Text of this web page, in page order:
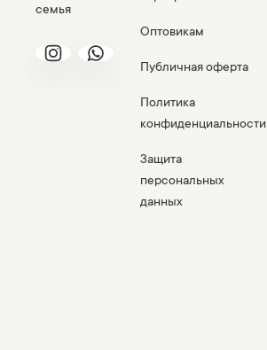
семья
Оптовикам
Публичная оферта
Политика
конфиденциальности
Защита
персональных
данных